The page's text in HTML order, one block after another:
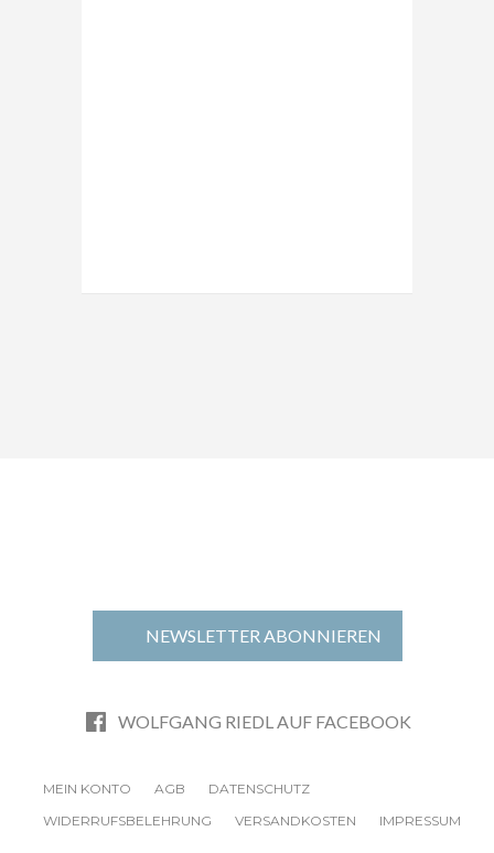
NEWSLETTER ABONNIEREN
WOLFGANG RIEDL AUF FACEBOOK
MEIN KONTO AGB
DATENSCHUTZ
WIDERRUFSBELEHRUNG
VERSANDKOSTEN IMPRESSUM